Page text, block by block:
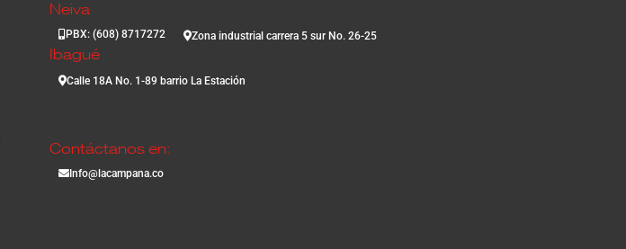
Neiva
PBX: (608) 8717272 Zona industrial carrera 5 sur No. 26-25
Ibagué
Calle 18A No. 1-89 barrio La Estación
Contáctanos en:
Info@lacampana.co